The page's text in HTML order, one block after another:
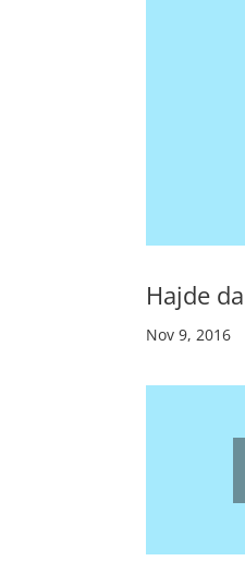
Hajde
Nov 9, 2016